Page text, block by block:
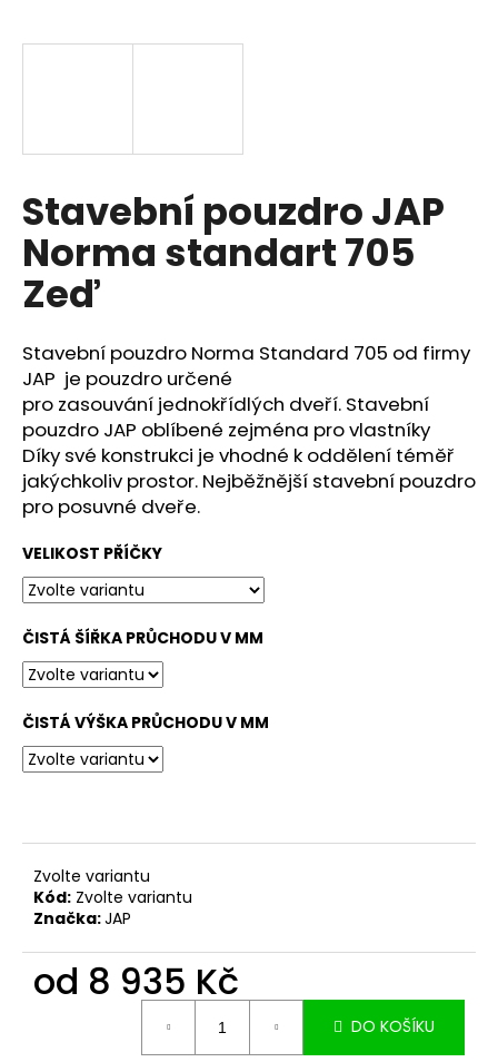
Stavební pouzdro JAP
Norma standart 705
Zeď
Stavební pouzdro Norma Standard 705 od firmy
JAP je pouzdro určené
pro zasouvání jednokřídlých dveří. Stavební
pouzdro JAP oblíbené zejména pro vlastníky
Díky své konstrukci je vhodné k oddělení téměř
jakýchkoliv prostor. Nejběžnější stavební pouzdro
pro posuvné dveře.
VELIKOST PŘÍČKY
ČISTÁ ŠÍŘKA PRŮCHODU V MM
ČISTÁ VÝŠKA PRŮCHODU V MM
Zvolte variantu
Kód: Zvolte variantu
Značka:JAP
od 8 935 Kč
DO KOŠÍKU
j
?
HLEDAT
D
o
p
o
r
u
č
u
j
e
m
e